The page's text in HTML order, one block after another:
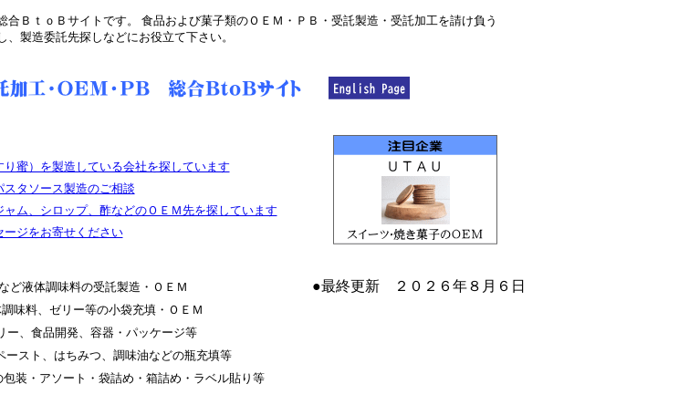
ＢｔｏＢサイトです。 食品および菓子類のＯＥＭ・ＰＢ・受託製造・受託加工を請け負う
製造委託先探しなどにお役立て下さい。
り蜜）を製造している会社を探しています
スタソース製造のご相談
ャム、シロップ、酢などのＯＥＭ先を探しています
ージをお寄せください
ど液体調味料の受託製造・ＯＥＭ
●最終更新 ２０２６年８月６日
味料、ゼリー等の小袋充填・ＯＥＭ
ー、食品開発、容器・パッケージ等
ースト、はちみつ、調味油などの瓶充填等
包装・アソート・袋詰め・箱詰め・ラベル貼り等